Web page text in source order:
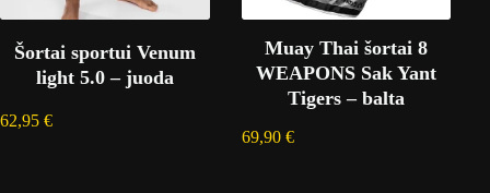
Šortai sportui Venum
light 5.0 – juoda
62,95 €
Muay Thai šortai 8
WEAPONS Sak Yant
Tigers – balta
69,90 €